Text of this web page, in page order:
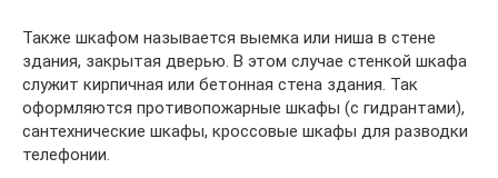
Также шкафом называется выемка или ниша в стене
здания, закрытая дверью. В этом случае стенкой шкафа
служит кирпичная или бетонная стена здания. Так
оформляются противопожарные шкафы (с гидрантами),
сантехнические шкафы, кроссовые шкафы для разводки
телефонии.